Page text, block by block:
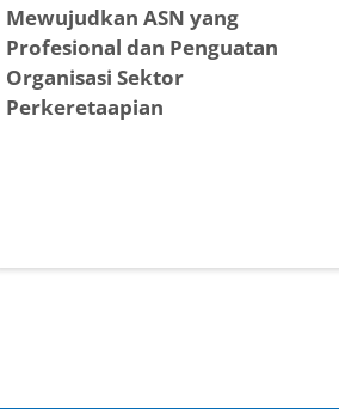
Mewujudkan ASN yang
Profesional dan Penguatan
Organisasi Sektor
Perkeretaapian